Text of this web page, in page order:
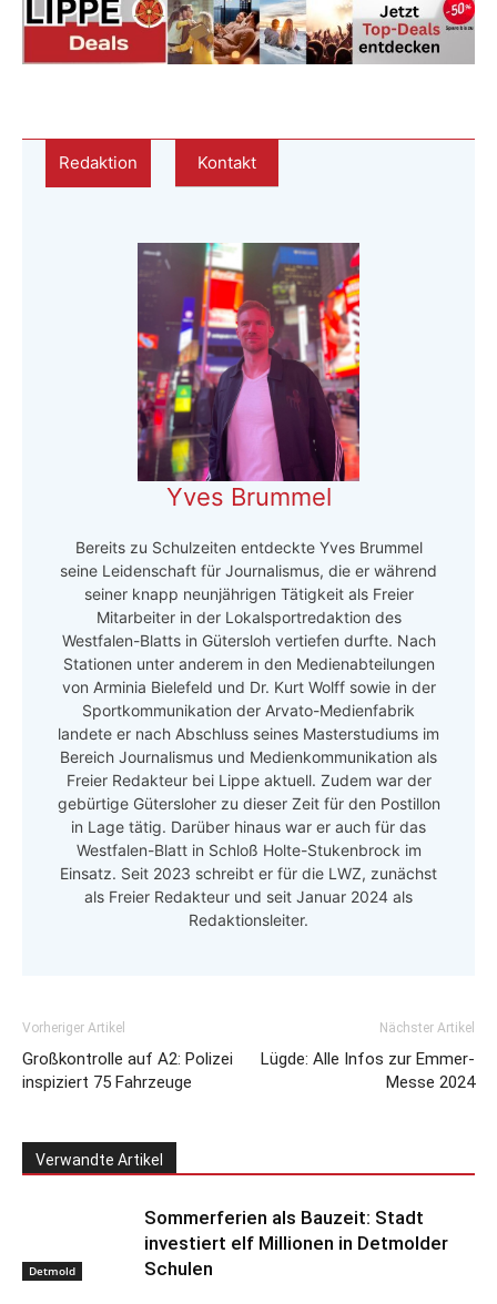
Redaktion Kontakt
Yves Brummel
Bereits zu Schulzeiten entdeckte Yves Brummel
seine Leidenschaft für Journalismus, die er während
seiner knapp neunjährigen Tätigkeit als Freier
Mitarbeiter in der Lokalsportredaktion des
Westfalen-Blatts in Gütersloh vertiefen durfte. Nach
Stationen unter anderem in den Medienabteilungen
von Arminia Bielefeld und Dr. Kurt Wolff sowie in der
Sportkommunikation der Arvato-Medienfabrik
landete er nach Abschluss seines Masterstudiums im
Bereich Journalismus und Medienkommunikation als
Freier Redakteur bei Lippe aktuell. Zudem war der
gebürtige Gütersloher zu dieser Zeit für den Postillon
in Lage tätig. Darüber hinaus war er auch für das
Westfalen-Blatt in Schloß Holte-Stukenbrock im
Einsatz. Seit 2023 schreibt er für die LWZ, zunächst
als Freier Redakteur und seit Januar 2024 als
Redaktionsleiter.
Vorheriger Artikel
Großkontrolle auf A2: Polizei
inspiziert 75 Fahrzeuge
Nächster Artikel
Lügde: Alle Infos zur Emmer-
Messe 2024
Verwandte Artikel
Detmold
Sommerferien als Bauzeit: Stadt
investiert elf Millionen in Detmolder
Schulen